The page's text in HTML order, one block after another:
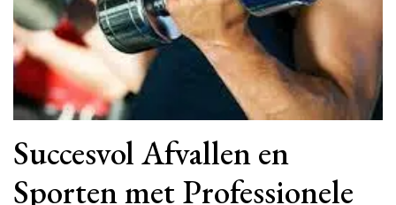
Succesvol Afvallen en
Sporten met Professionele